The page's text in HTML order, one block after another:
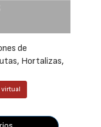
de
Hortalizas,